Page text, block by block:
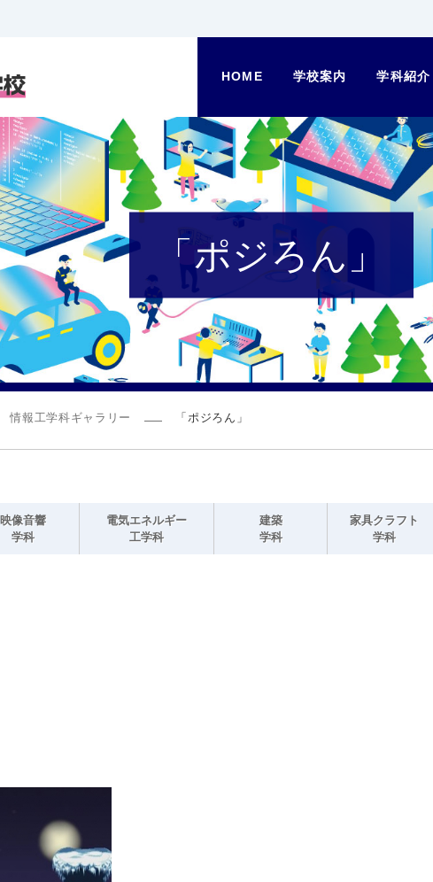
HOME 学校案内 学科紹介
「ポジろん」
情報工学科ギャラリー 「ポジろん」
映像音響
学科
電気エネルギー
工学科
建築
学科
家具クラフト
学科